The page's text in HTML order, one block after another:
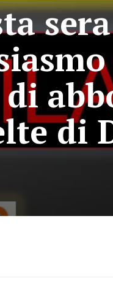
di